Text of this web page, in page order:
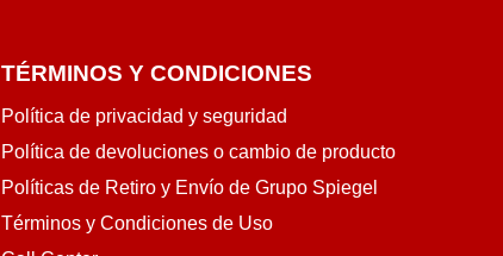
TÉRMINOS Y CONDICIONES
Política de privacidad y seguridad
Política de devoluciones o cambio de producto
Políticas de Retiro y Envío de Grupo Spiegel
Términos y Condiciones de Uso